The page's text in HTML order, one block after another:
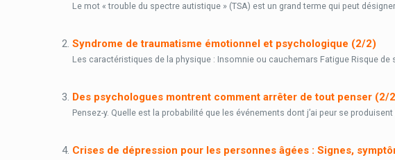
Le mot « trouble du spectre autistique » (TSA) est un grand terme qui peut
Syndrome de traumatisme émotionnel et psychologique (2/2)
Les caractéristiques de la physique : Insomnie ou cauchemars Fatigue Risque
Des psychologues montrent comment arrêter de tout penser (2/
Pensez-y. Quelle est la probabilité que les événements dont j’ai peur se
Crises de dépression pour les personnes âgées : Signes,